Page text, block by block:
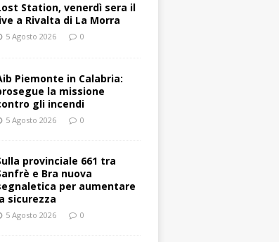
Station, venerdì sera il
a Rivalta di La Morra
5 Agosto 2026 0
Piemonte in Calabria:
la missione
gli incendi
5 Agosto 2026 0
provinciale 661 tra
e Bra nuova
per aumentare
sicurezza
5 Agosto 2026 0